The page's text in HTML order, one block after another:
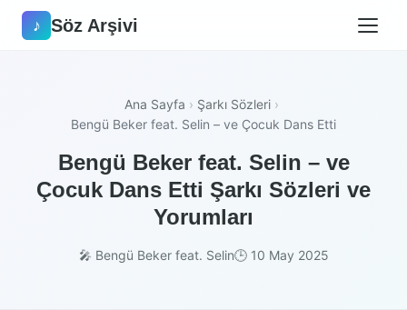
♪ Söz Arşivi
Ana Sayfa › Şarkı Sözleri ›
Bengü Beker feat. Selin – ve Çocuk Dans Etti
Bengü Beker feat. Selin – ve
Çocuk Dans Etti Şarkı Sözleri ve
Yorumları
🎤 Bengü Beker feat. Selin🕒 10 May 2025